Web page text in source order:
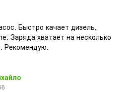
Быстро качает дизель,
Заряда хватает на несколько
Рекомендую.